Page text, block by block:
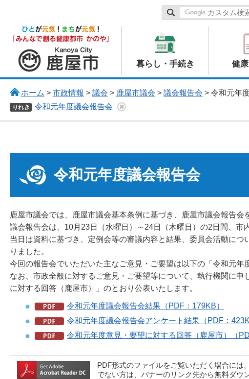
鹿屋市
暮らし・手続き 健
ホーム > 市政情報 > 議会 > 鹿屋市議会 > 議会報告会 > 令和元年
りれき 令和元年度議会報告会
令和元年度議会報告会
鹿屋市議会では、鹿屋市議会基本条例に基づき、鹿屋市議会報告会
議会報告会は、10月23日（水曜日）～24日（木曜日）の2日間、市
当日は資料に基づき、定例会等の審議内容と結果、委員会活動に
りました。
今回の報告会でいただいた主なご意見・ご要望は以下の「令和元年
なお、市政全般に対するご意見・ご要望等について、執行機関に
に対する回答（鹿屋市）」のとおり公表いたします。
令和元年度議会報告会結果（PDF：179KB）
令和元年度議会報告会アンケート結果（PDF：
令和元年度意見・要望に対する回答（鹿屋市）（
PDF形式のファイルをご覧いただく場合には
でない方は、バナーのリンク先から無料ダウ